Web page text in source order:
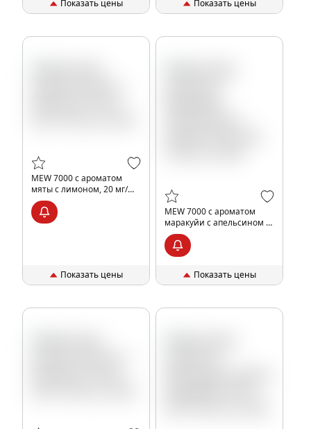
Показать цены Показать цены
MEW 7000 с ароматом
мяты с лимоном, 20 мг/
см3, 14 мл, шт, 20%
Показать цены
MEW 7000 с ароматом
маракуйи с апельсином и
гуавой, 20 мг/см3, 14 мл,
шт, 20%
Показать цены